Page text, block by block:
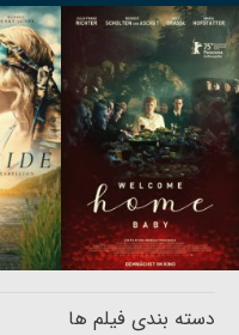
دسته بندی فیلم ها